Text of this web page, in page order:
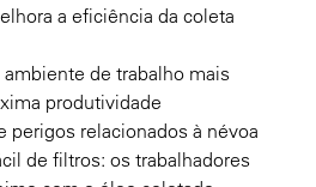
a eficiência da coleta
de trabalho mais
produtividade
perigos relacionados à névoa
de filtros: os trabalhadores